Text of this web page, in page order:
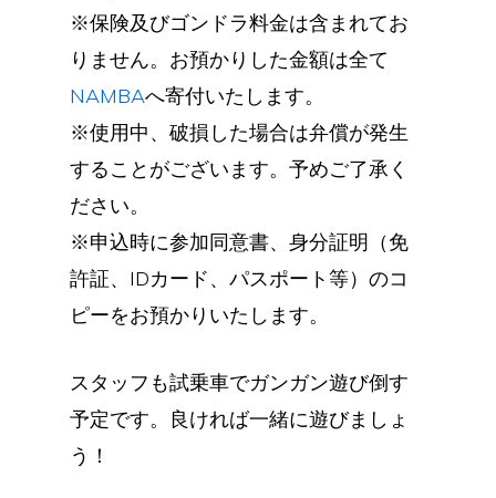
※保険及びゴンドラ料金は含まれてお
りません。お預かりした金額は全て
NAMBAへ寄付いたします。
※使用中、破損した場合は弁償が発生
することがございます。予めご了承く
ださい。
※申込時に参加同意書、身分証明（免
許証、IDカード、パスポート等）のコ
ピーをお預かりいたします。
スタッフも試乗車でガンガン遊び倒す
予定です。良ければ一緒に遊びましょ
う！